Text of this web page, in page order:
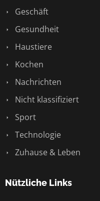
Geschäft
Gesundheit
Haustiere
Kochen
Nachrichten
Nicht klassifiziert
Sport
Technologie
Zuhause & Leben
Nützliche Links